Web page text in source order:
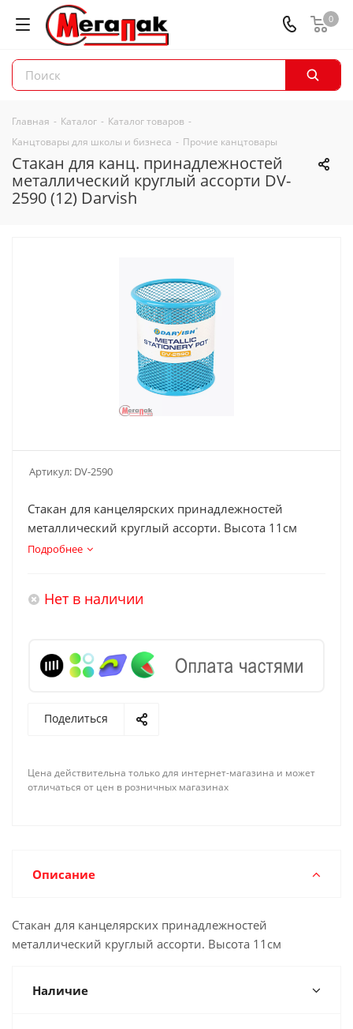
0
Главная - Каталог - Каталог товаров -
Канцтовары для школы и бизнеса - Прочие канцтовары
Стакан для канц. принадлежностей
металлический круглый ассорти DV-
2590 (12) Darvish
Артикул: DV-2590
Стакан для канцелярских принадлежностей
металлический круглый ассорти. Высота 11см
Подробнее
Нет в наличии
Поделиться
Цена действительна только для интернет-магазина и может
отличаться от цен в розничных магазинах
Описание
Стакан для канцелярских принадлежностей
металлический круглый ассорти. Высота 11см
Наличие